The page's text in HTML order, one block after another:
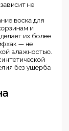
не
воска для
и
их более
— не
влажностью.
без ущерба